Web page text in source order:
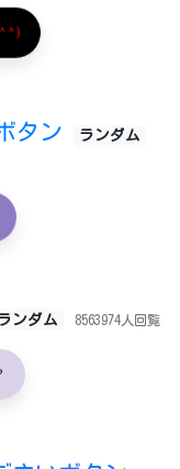
タン ランダム
ンダム 8563974人回覧